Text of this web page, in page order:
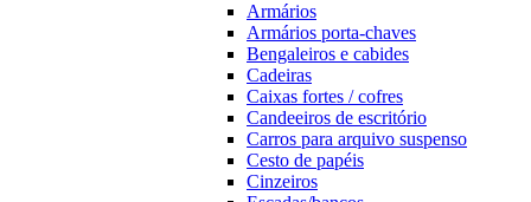
Armários
Armários porta-chaves
Bengaleiros e cabides
Cadeiras
Caixas fortes / cofres
Candeeiros de escritório
Carros para arquivo suspenso
Cesto de papéis
Cinzeiros